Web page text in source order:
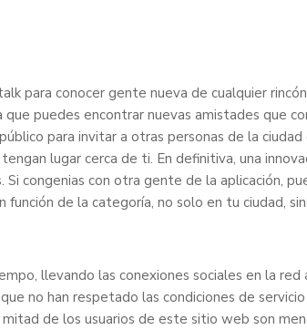
para conocer gente nueva de cualquier
puedes encontrar nuevas amistades que
para invitar a otras personas de la
lugar cerca de ti. En definitiva, una
congenias con otra gente de la aplicación,
de la categoría, no solo en tu ciudad,
llevando las conexiones sociales en la red
no han respetado las condiciones de
de los usuarios de este sitio web son